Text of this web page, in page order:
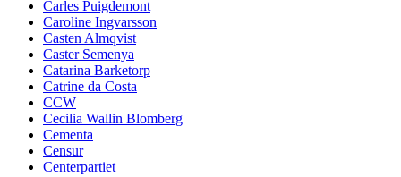
Carles Puigdemont
Caroline Ingvarsson
Casten Almqvist
Caster Semenya
Catarina Barketorp
Catrine da Costa
CCW
Cecilia Wallin Blomberg
Cementa
Censur
Centerpartiet